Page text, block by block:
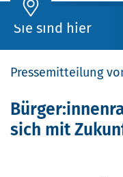
Aktuelles
Politik
Sie sind hier
Rathaus
Pressemitteilung
sich mit